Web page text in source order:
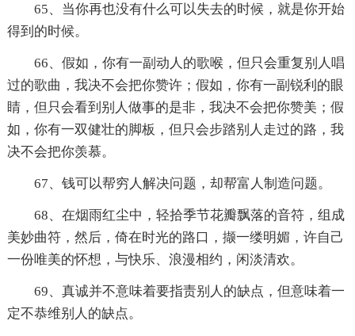
65、当你再也没有什么可以失去的时候，就是你开始
得到的时候。
66、假如，你有一副动人的歌喉，但只会重复别人唱
过的歌曲，我决不会把你赞许；假如，你有一副锐利的眼
睛，但只会看到别人做事的是非，我决不会把你赞美；假
如，你有一双健壮的脚板，但只会步踏别人走过的路，我
决不会把你羡慕。
67、钱可以帮穷人解决问题，却帮富人制造问题。
68、在烟雨红尘中，轻拾季节花瓣飘落的音符，组成
美妙曲符，然后，倚在时光的路口，撷一缕明媚，许自己
一份唯美的怀想，与快乐、浪漫相约，闲淡清欢。
69、真诚并不意味着要指责别人的缺点，但意味着一
定不恭维别人的缺点。